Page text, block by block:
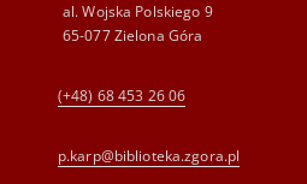
al. Wojska Polskiego 9
65-077 Zielona Góra
(+48) 68 453 26 06
p.karp@biblioteka.zgora.pl